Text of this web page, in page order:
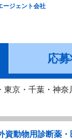
ージェント会社
応
東京・千葉・神
資動物用診断薬